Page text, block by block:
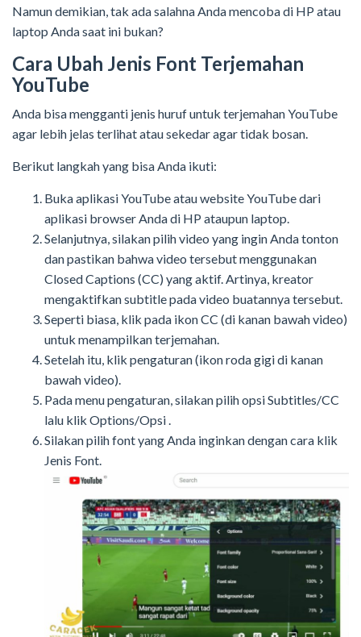
Namun demikian, tak ada salahna Anda mencoba di HP atau
laptop Anda saat ini bukan?
Cara Ubah Jenis Font Terjemahan
YouTube
Anda bisa mengganti jenis huruf untuk terjemahan YouTube
agar lebih jelas terlihat atau sekedar agar tidak bosan.
Berikut langkah yang bisa Anda ikuti:
Buka aplikasi YouTube atau website YouTube dari
aplikasi browser Anda di HP ataupun laptop.
Selanjutnya, silakan pilih video yang ingin Anda tonton
dan pastikan bahwa video tersebut menggunakan
Closed Captions (CC) yang aktif. Artinya, kreator
mengaktifkan subtitle pada video buatannya tersebut.
Seperti biasa, klik pada ikon CC (di kanan bawah video)
untuk menampilkan terjemahan.
Setelah itu, klik pengaturan (ikon roda gigi di kanan
bawah video).
Pada menu pengaturan, silakan pilih opsi Subtitles/CC
lalu klik Options/Opsi .
Silakan pilih font yang Anda inginkan dengan cara klik
Jenis Font.